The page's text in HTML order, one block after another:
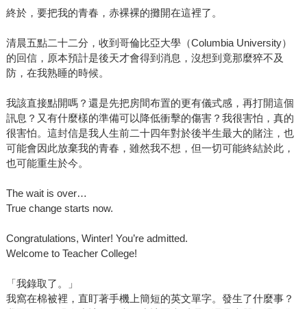
終於，要把我的青春，赤裸裸的攤開在這裡了。
清晨五點二十二分，收到哥倫比亞大學（Columbia University）
的回信，原本預計是後天才會得到消息，沒想到竟那麼猝不及
防，在我熟睡的時候。
我該直接點開嗎？還是先把房間布置的更有儀式感，再打開這個
訊息？又有什麼樣的準備可以降低衝擊的傷害？我很害怕，真的
很害怕。這封信是我人生前二十四年對於後半生最大的賭注，也
可能會因此放棄我的青春，雖然我不想，但一切可能終結於此，
也可能重生於今。
The wait is over…
True change starts now.
Congratulations, Winter! You’re admitted.
Welcome to Teacher College!
「我錄取了。」
我窩在棉被裡，直盯著手機上簡短的英文單字。發生了什麼事？